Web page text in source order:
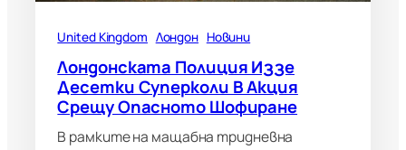
United Kingdom Лондон Новини
Лондонската Полиция Иззе
Десетки Суперколи В Акция
Срещу Опасното Шофиране
В рамките на мащабна тридневна